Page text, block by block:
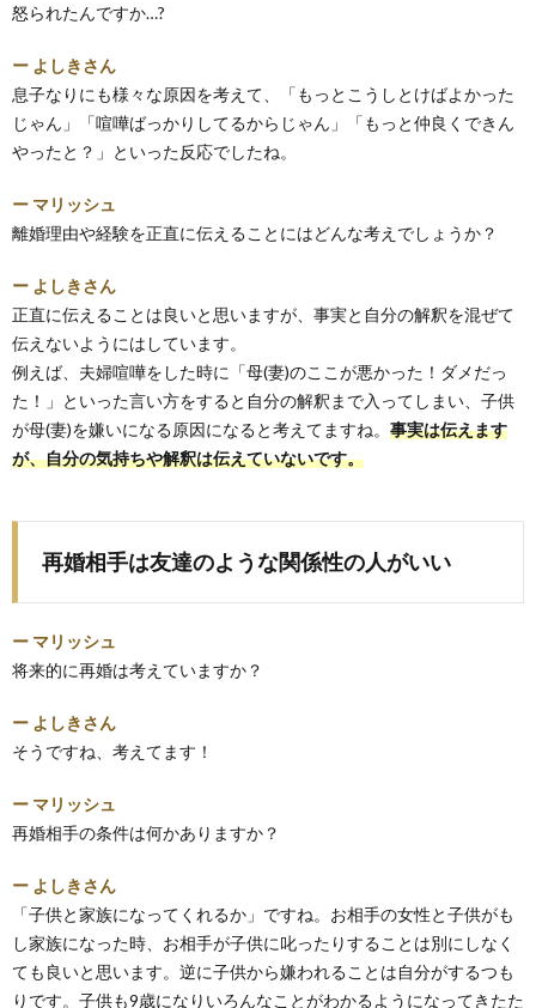
怒られたんですか…?
ー よしきさん
息子なりにも様々な原因を考えて、「もっとこうしとけばよかった
じゃん」「喧嘩ばっかりしてるからじゃん」「もっと仲良くできん
やったと？」といった反応でしたね。
ー マリッシュ
離婚理由や経験を正直に伝えることにはどんな考えでしょうか？
ー よしきさん
正直に伝えることは良いと思いますが、事実と自分の解釈を混ぜて
伝えないようにはしています。
例えば、夫婦喧嘩をした時に「母(妻)のここが悪かった！ダメだっ
た！」といった言い方をすると自分の解釈まで入ってしまい、子供
が母(妻)を嫌いになる原因になると考えてますね。 事実は伝えます
が、自分の気持ちや解釈は伝えていないです。
再婚相手は友達のような関係性の人がいい
ー マリッシュ
将来的に再婚は考えていますか？
ー よしきさん
そうですね、考えてます！
ー マリッシュ
再婚相手の条件は何かありますか？
ー よしきさん
「子供と家族になってくれるか」ですね。お相手の女性と子供がも
し家族になった時、お相手が子供に叱ったりすることは別にしなく
ても良いと思います。逆に子供から嫌われることは自分がするつも
りです。子供も9歳になりいろんなことがわかるようになってきたた